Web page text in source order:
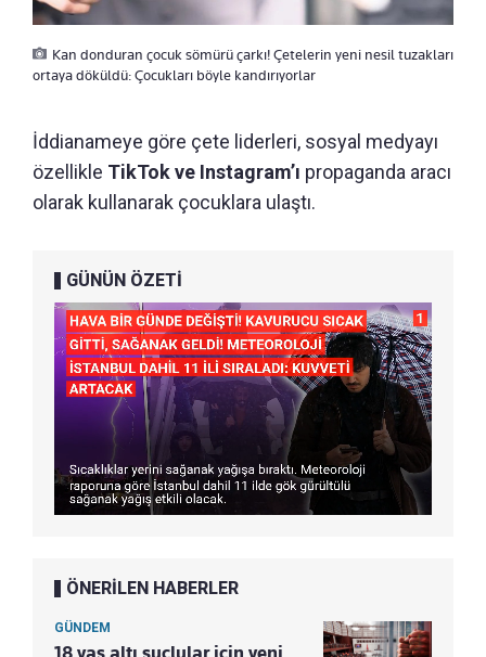
Kan donduran çocuk sömürü çarkı! Çetelerin yeni nesil tuzakları
ortaya döküldü: Çocukları böyle kandırıyorlar
İddianameye göre çete liderleri, sosyal medyayı
özellikle TikTok ve Instagram’ı propaganda aracı
olarak kullanarak çocuklara ulaştı.
GÜNÜN ÖZETİ
ÖNERİLEN HABERLER
GÜNDEM
18 yaş altı suçlular için yeni